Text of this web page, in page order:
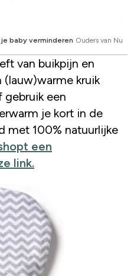
je baby verminderen Ouders van Nu
van buikpijn en
(lauw)warme kruik
gebruik een
je kort in de
met 100% natuurlijke
een
link.